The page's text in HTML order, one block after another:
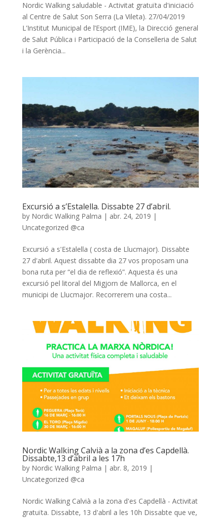
Nordic Walking saludable - Activitat gratuïta d'iniciació
al Centre de Salut Son Serra (La Vileta). 27/04/2019
L’Institut Municipal de l’Esport (IME), la Direcció general
de Salut Pública i Participació de la Conselleria de Salut
i la Gerència...
Excursió a s’Estalella. Dissabte 27 d’abril.
by Nordic Walking Palma | abr. 24, 2019 |
Uncategorized @ca
Excursió a s'Estalella ( costa de Llucmajor). Dissabte
27 d'abril. Aquest dissabte dia 27 vos proposam una
bona ruta per “el dia de reflexió”. Aquesta és una
excursió pel litoral del Migjorn de Mallorca, en el
municipi de Llucmajor. Recorrerem una costa...
Nordic Walking Calvià a la zona d’es Capdellà.
Dissabte,13 d’abril a les 17h
by Nordic Walking Palma | abr. 8, 2019 |
Uncategorized @ca
Nordic Walking Calvià a la zona d'es Capdellà - Activitat
gratuïta. Dissabte, 13 d'abril a les 10h Dissabte que ve,